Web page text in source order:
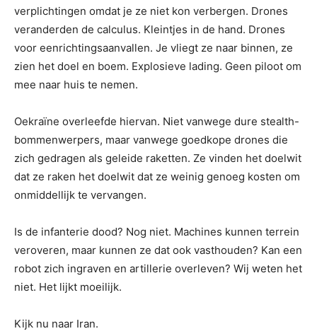
verplichtingen omdat je ze niet kon verbergen. Drones
veranderden de calculus. Kleintjes in de hand. Drones
voor eenrichtingsaanvallen. Je vliegt ze naar binnen, ze
zien het doel en boem. Explosieve lading. Geen piloot om
mee naar huis te nemen.
Oekraïne overleefde hiervan. Niet vanwege dure stealth-
bommenwerpers, maar vanwege goedkope drones die
zich gedragen als geleide raketten. Ze vinden het doelwit
dat ze raken het doelwit dat ze weinig genoeg kosten om
onmiddellijk te vervangen.
Is de infanterie dood? Nog niet. Machines kunnen terrein
veroveren, maar kunnen ze dat ook vasthouden? Kan een
robot zich ingraven en artillerie overleven? Wij weten het
niet. Het lijkt moeilijk.
Kijk nu naar Iran.